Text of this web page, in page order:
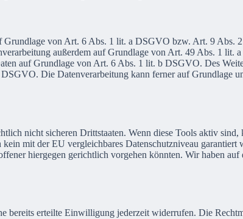
Grundlage von Art. 6 Abs. 1 lit. a DSGVO bzw. Art. 9 Abs.
außerdem auf Grundlage von Art. 49 Abs. 1 lit.
auf Grundlage von Art. 6 Abs. 1 lit. b DSGVO. Des
Die Datenverarbeitung kann ferner auf Grundlage
nicht sicheren Drittstaaten. Wenn diese Tools aktiv sind,
mit der EU vergleichbares Datenschutzniveau garantiert
hiergegen gerichtlich vorgehen könnten. Wir haben
erteilte Einwilligung jederzeit widerrufen. Die